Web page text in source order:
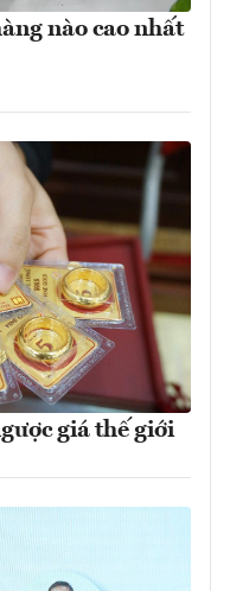
nào cao nhất
giá thế giới